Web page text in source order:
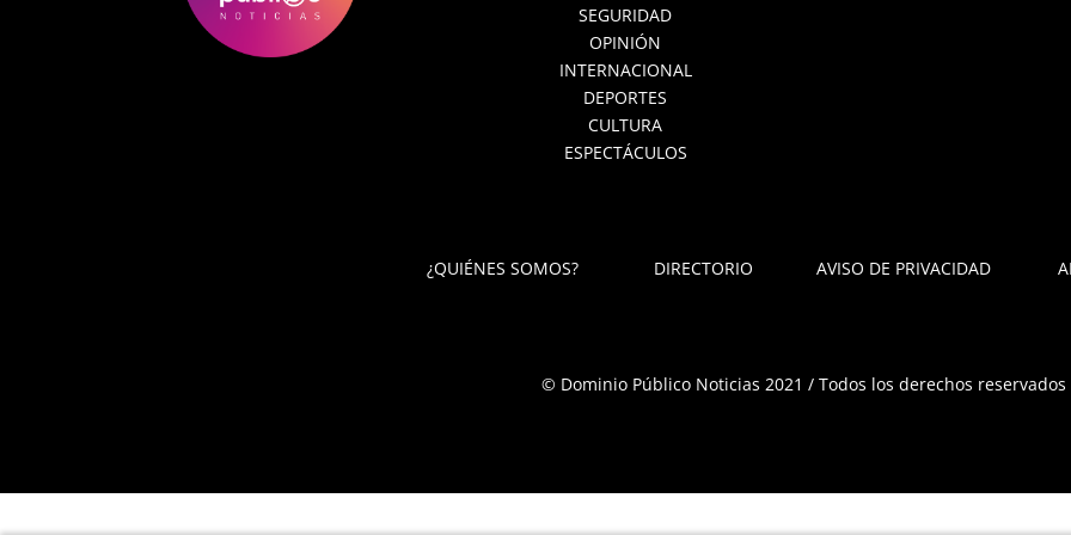
SEGURIDAD
OPINIÓN
INTERNACIONAL
DEPORTES
CULTURA
ESPECTÁCULOS
¿QUIÉNES SOMOS? DIRECTORIO AVISO DE PRIVACIDAD
© Dominio Público Noticias 2021 / Todos los derechos reservados